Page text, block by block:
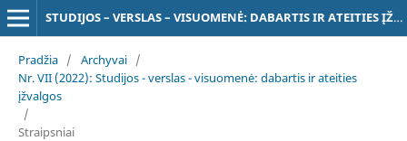
STUDIJOS – VERSLAS – VISUOMENĖ: DABARTIS IR ATEITIES ĮŽVALGOS
Pradžia / Archyvai /
Nr. VII (2022): Studijos - verslas - visuomenė: dabartis ir ateities
įžvalgos
/
Straipsniai